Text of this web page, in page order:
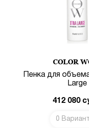
COLOR
Пенка для
Large
412 080
0